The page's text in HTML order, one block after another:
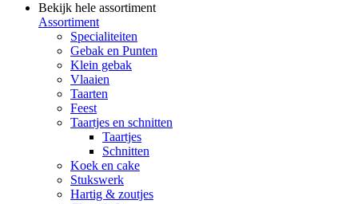
Bekijk hele assortiment
Assortiment
Specialiteiten
Gebak en Punten
Klein gebak
Vlaaien
Taarten
Feest
Taartjes en schnitten
Taartjes
Schnitten
Koek en cake
Stukswerk
Hartig & zoutjes